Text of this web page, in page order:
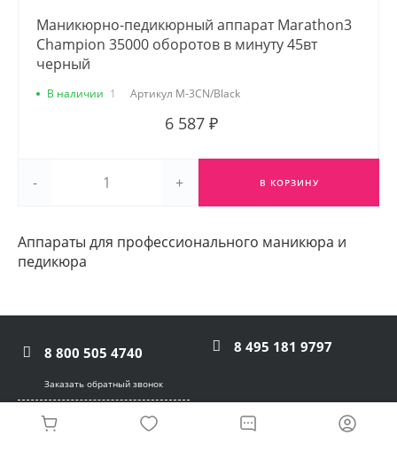
Маникюрно-педикюрный аппарат Marathon3
Champion 35000 оборотов в минуту 45вт
черный
В наличии 1 Артикул M-3CN/Black
6 587 ₽
- + В КОРЗИНУ
Аппараты для профессионального маникюра и
педикюра
8 800 505 4740 8 495 181 9797
Заказать обратный звонок
sale@odiliya.ru